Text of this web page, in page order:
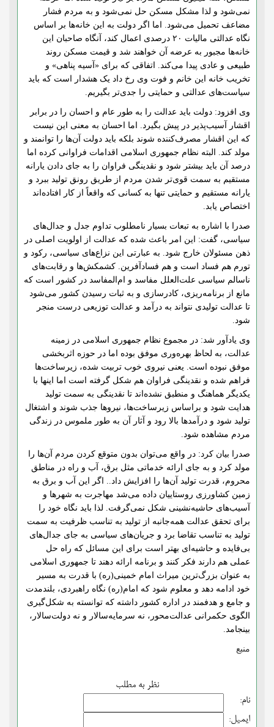
نمی‌شود و لذا مشکل مسکن حل نمی‌شود و به مردم فشار
مضاعف تحمیل می‌شود. اما اگر دولت به این خانه‌ها بر اساس
نگاه عدالتی مالیات ۲۰ درصدی اعمال کند، آنگاه صاحبان این
خانه‌ها مجبور به عرضه آن خواهند شد و قیمت مسکن روند
طبیعی و عادی پیدا می‌کند. اتفاقی که برای «آسیه پناهی» و
تخریب خانه این خانم و فوت وی رخ داد یک هشدار است که باید
سیاست‌های عدالتی و حمایتی را جدی‌تر بگیریم.
وی افزود: دولت باید عدالت را به طور عام و احسان را در برابر
اقشار آسیب‌پذیر در پیش بگیرد. اما احسان به معنی این نیست
که این اقشار مصرف‌کننده شوند بلکه باید دولت آن‌ها را توانمند و
مولد کند. البته نظام جمهوری اسلامی اقدامات فراوانی کرده اما
درصد آن باید بیشتر شود و نقدینگی فراوان را به جای دادن یارانه
مستقیم به سمت قوی‌تر شدن مردم از طریق رونق تولید ببرد و
یارانه مستقیم و حمایتی تنها به کسانی که واقعاً از کار افتاده‌اند
اختصاص یابد.
صدرا با اشاره به تبعات بسیار نامطلوب تداوم جدل و جدال‌های
سیاسی، گفت: این امر باعث شده که عدالت از اولویت اصلی در
ذهن مسئولان خارج شود. به عبارتی این نزاع‌های سیاسی، رکود و
تورم هم فساد است و هم فسادآفرین. کشمکش‌ها و رقابت‌های
ناسالم سیاسی علت‌العلل مفاسد و ام‌المفاسد در کشور است که
مانع از برنامه‌ریزی، کادرسازی و به ثبات رسیدن کشور می‌شود
تا عدالت تولیدی نتواند به درآمد و عدالت توزیعی درست منجر
شود.
وی یادآور شد: در مجموع نظام جمهوری اسلامی در زمینه
عدالت، به لحاظ بهره‌وری موفق بوده اما در حوزه اثربخشی
موفق نبوده است. یعنی نیروی خوب تربیت شده، زیرساخت‌ها
فراهم شده و نقدینگی فراوان هم شکل گرفته است اما اینها با
یکدیگر هماهنگ و منطبق نشده‌اند تا نقدینگی به سمت تولید
هدایت شود و براساس زیرساخت‌ها، نیروها جذب شوند و اشتغال
تولید شود و درآمدها بالا رود و آثار آن به طور ملموس در زندگی
مردم مشاهده شود.
صدرا بیان کرد: در واقع می‌توان بدون متوقع کردن مردم آن‌ها را
مولد کرد و به جای ارائه خدماتی مثل برق، آب و راه در مناطق
محروم، قدرت تولید آن‌ها را افزایش داد.. اگر این آب و برق به
زمین کشاورزی روستاییان داده می‌شد مهاجرت به شهرها و
آسیب‌های حاشیه‌نشینی شکل نمی‌گرفت. لذا باید نگاه خود را
برای تحقق عدالت همه‌جانبه از تولید به تناسب ظرفیت به سمت
تولید به تناسب تقاضا برد و جریان‌های سیاسی به جای جدال‌های
بی‌فایده و حاشیه‌ای بهتر است برای این مسائل که راه حل
عملی هم دارند فکر کنند و برنامه ارائه دهند تا جمهوری اسلامی
به عنوان بزرگ‌ترین میراث امام خمینی(ره) با قدرت به مسیر
خود ادامه دهد و معلوم شود که امام(ره) نگاه راهبردی، بلندمدت
و جامع و هدفمند در اداره کشور داشته که توانسته به شکل‌گیری
الگوی حکمرانی عدالت‌محور، نه سرمایه‌سالار و نه دولت‌سالار،
بینجامد.
منبع
نظر به مطلب
نام:
ایمیل: